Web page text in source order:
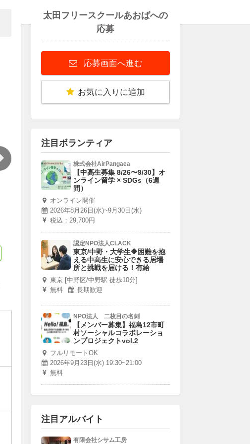
太田フリースクールあおばへの
応募
応募画面へ進む
お気に入りに追加
注目ボランティア
株式会社AirPangaea
【中高生募集 8/26〜9/30】オ
ンライン留学 × SDGs（6週
間）
オンライン開催
2026年8月26日(水)~9月30日(水)
税込：29,700円
認定NPO法人CLACK
東京/中野・大学生🔶困難を抱
える中高生に安心できる居場
所と挑戦を届ける！有給
東京 [中野区/中野駅 徒歩10分]
無料
長期歓迎
NPO法人 二枚目の名刺
【メンバー募集】福島12市町
村ソーシャルコラボレーショ
ンプロジェクトvol.2
フルリモートOK
2026年9月23日(水) 19:30~21:00
無料
注目アルバイト
有限会社シサム工房